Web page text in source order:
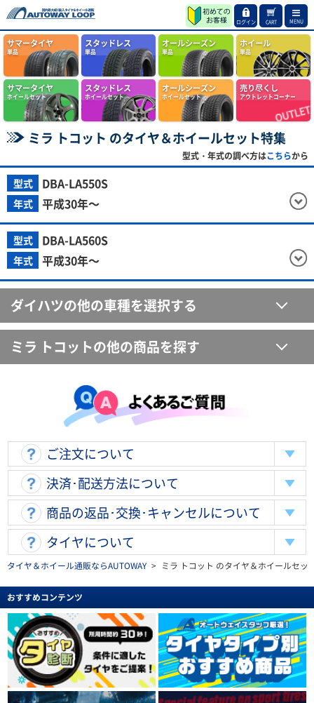
ログイン CART MENU
サマータイヤ
単品
スタッドレス
単品
オールシーズン
単品
ホイール
単品
サマータイヤ
ホイールセット
スタッドレス
ホイールセット
オールシーズン
ホイールセット
売り尽くし
アウトレットコーナー
ミラ トコット のタイヤ＆ホイールセット特集
型式・年式の調べ方はこちらから
型式 DBA-LA550S
年式 平成30年～
型式 DBA-LA560S
年式 平成30年～
ダイハツの他の車種を選択する
ミラ トコットの他の商品を探す
ご注文について
決済･配送方法について
商品の返品･交換･キャンセルについて
タイヤについて
タイヤ＆ホイール通販ならAUTOWAY > ミラ トコット のタイヤ＆ホイールセッ
おすすめコンテンツ